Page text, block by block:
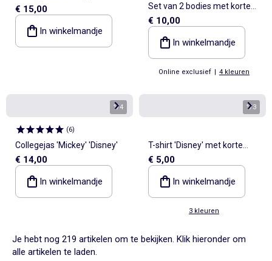
€ 15,00
In winkelmandje
Set van 2 bodies met korte
mouwen 'Disney' 'Marie'
€ 10,00
In winkelmandje
Online exclusief | 4 kleuren
1/4
(6)
Collegejas 'Mickey' 'Disney'
€ 14,00
In winkelmandje
1/3
T-shirt 'Disney' met korte
mouwen
€ 5,00
In winkelmandje
3 kleuren
Je hebt nog 219 artikelen om te bekijken. Klik hieronder om
alle artikelen te laden.